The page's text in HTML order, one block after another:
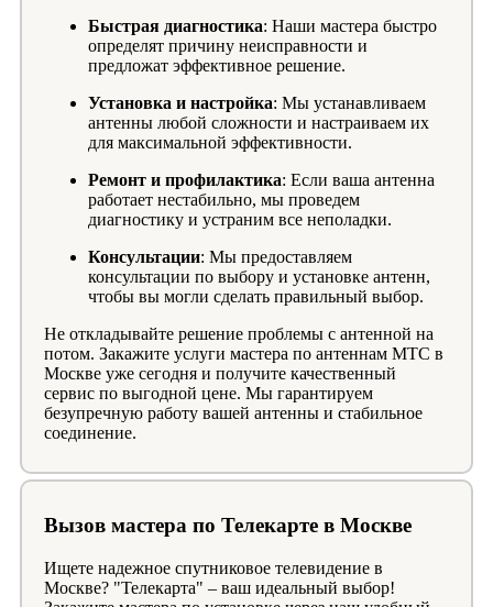
Быстрая диагностика: Наши мастера быстро
определят причину неисправности и
предложат эффективное решение.
Установка и настройка: Мы устанавливаем
антенны любой сложности и настраиваем их
для максимальной эффективности.
Ремонт и профилактика: Если ваша антенна
работает нестабильно, мы проведем
диагностику и устраним все неполадки.
Консультации: Мы предоставляем
консультации по выбору и установке антенн,
чтобы вы могли сделать правильный выбор.
Не откладывайте решение проблемы с антенной на
потом. Закажите услуги мастера по антеннам МТС в
Москве уже сегодня и получите качественный
сервис по выгодной цене. Мы гарантируем
безупречную работу вашей антенны и стабильное
соединение.
Вызов мастера по Телекарте в Москве
Ищете надежное спутниковое телевидение в
Москве? "Телекарта" – ваш идеальный выбор!